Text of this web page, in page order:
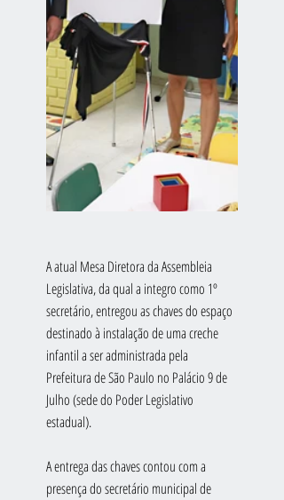
A atual Mesa Diretora da Assembleia
Legislativa, da qual a integro como 1º
secretário, entregou as chaves do espaço
destinado à instalação de uma creche
infantil a ser administrada pela
Prefeitura de São Paulo no Palácio 9 de
Julho (sede do Poder Legislativo
estadual).
A entrega das chaves contou com a
presença do secretário municipal de